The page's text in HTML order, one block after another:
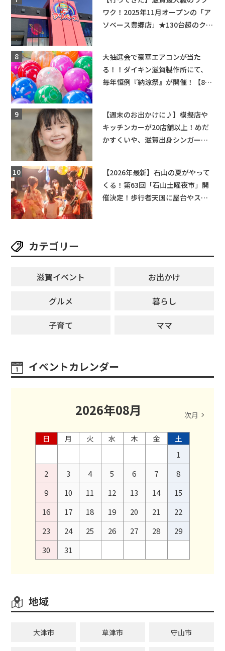
ワク！2025年11月オープンの「ア
ソベース豊郷店」★130台超のクレ
大抽選会で豪華エアコンが当た
る！！ダイキン滋賀製作所にて、
毎年恒例『納涼祭』が開催！【8月
【週末のお出かけに♪】模擬店や
キッチンカーが20店舗以上！めだ
かすくいや、滋賀出身シンガーソ
【2026年最新】石山の夏がやって
くる！第63回「石山土曜夜市」開
催決定！歩行者天国に屋台やステ
カテゴリー
滋賀イベント
お出かけ
グルメ
暮らし
子育て
ママ
イベントカレンダー
2026年08月 次月
日 月 火 水 木 金
土
1
2
3 4 5 6 7
8
9
10 11 12 13 14
15
16
17 18 19 20 21
22
23
24 25 26 27 28
29
30
31
地域
大津市 草津市 守山市